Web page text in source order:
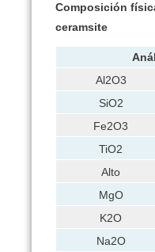
Composición
ceramsite
Al2O3
SiO2
Fe2O3
TiO2
Alto
MgO
K2O
Na2O